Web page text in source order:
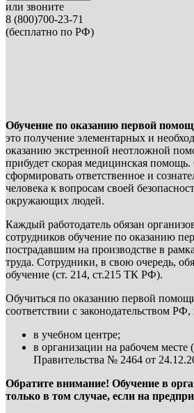
или звоните
8 (800)700-23-71
(бесплатно по РФ)
Обучение по оказанию первой
это получение элементарных и
оказанию экстренной неотложной
прибудет скорая медицинская
сформировать ответственное и
человека к вопросам своей
окружающих людей.
Каждый работодатель обязан
сотрудников обучение по оказанию
пострадавшим на производстве в
труда. Сотрудники, в свою очередь,
обучение (ст. 214, ст.215 ТК РФ).
Обучиться по оказанию первой
соответствии с законодательством
в учебном центре;
в организации на рабочем месте
Правительства № 2464 от
Обратите внимание! Обучение в
только в том случае, если на